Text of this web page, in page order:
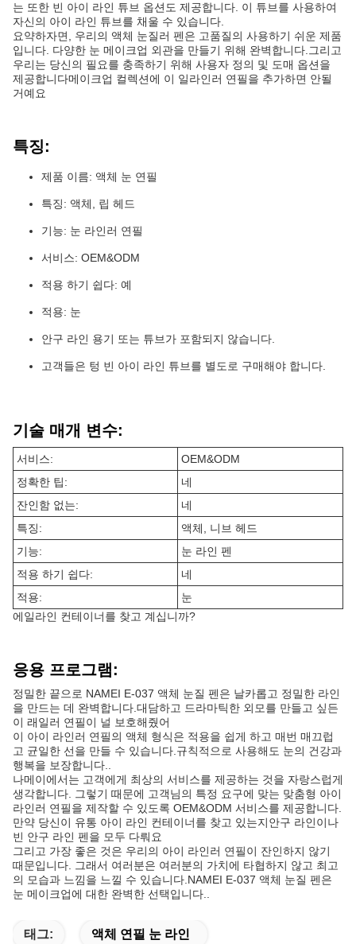
는 또한 빈 아이 라인 튜브 옵션도 제공합니다. 이 튜브를 사용하여
자신의 아이 라인 튜브를 채울 수 있습니다.
요약하자면, 우리의 액체 눈질러 펜은 고품질의 사용하기 쉬운 제품
입니다. 다양한 눈 메이크업 외관을 만들기 위해 완벽합니다.그리고
우리는 당신의 필요를 충족하기 위해 사용자 정의 및 도매 옵션을
제공합니다메이크업 컬렉션에 이 일라인러 연필을 추가하면 안될
거예요
특징:
제품 이름: 액체 눈 연필
특징: 액체, 립 헤드
기능: 눈 라인러 연필
서비스: OEM&ODM
적용 하기 쉽다: 예
적용: 눈
안구 라인 용기 또는 튜브가 포함되지 않습니다.
고객들은 텅 빈 아이 라인 튜브를 별도로 구매해야 합니다.
기술 매개 변수:
서비스:
OEM&ODM
정확한 팁:
네
잔인함 없는:
네
특징:
액체, 니브 헤드
기능:
눈 라인 펜
적용 하기 쉽다:
네
적용:
눈
에일라인 컨테이너를 찾고 계십니까?
응용 프로그램:
정밀한 끝으로 NAMEI E-037 액체 눈질 펜은 날카롭고 정밀한 라인
을 만드는 데 완벽합니다.대담하고 드라마틱한 외모를 만들고 싶든
이 래일러 연필이 널 보호해줬어
이 아이 라인러 연필의 액체 형식은 적용을 쉽게 하고 매번 매끄럽
고 균일한 선을 만들 수 있습니다.규칙적으로 사용해도 눈의 건강과
행복을 보장합니다..
나메이에서는 고객에게 최상의 서비스를 제공하는 것을 자랑스럽게
생각합니다. 그렇기 때문에 고객님의 특정 요구에 맞는 맞춤형 아이
라인러 연필을 제작할 수 있도록 OEM&ODM 서비스를 제공합니다.
만약 당신이 유통 아이 라인 컨테이너를 찾고 있는지안구 라인이나
빈 안구 라인 펜을 모두 다뤄요
그리고 가장 좋은 것은 우리의 아이 라인러 연필이 잔인하지 않기
때문입니다. 그래서 여러분은 여러분의 가치에 타협하지 않고 최고
의 모습과 느낌을 느낄 수 있습니다.NAMEI E-037 액체 눈질 펜은
눈 메이크업에 대한 완벽한 선택입니다..
태그: 액체 연필 눈 라인